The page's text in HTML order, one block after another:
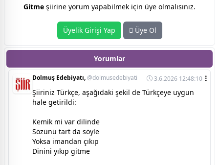
Gitme şiirine yorum yapabilmek için üye olmalısınız.
Üyelik Girişi Yap Üye Ol
Yorumlar
Dolmuş Edebiyatı,@dolmusedebiyati 3.6.2026 12:48:10
Şiiriniz Türkçe, aşağıdaki şekil de Türkçeye uygun
hale getirildi:
Kemik mi var dilinde
Sözünü tart da söyle
Yoksa imandan çıkıp
Dinini yıkıp gitme